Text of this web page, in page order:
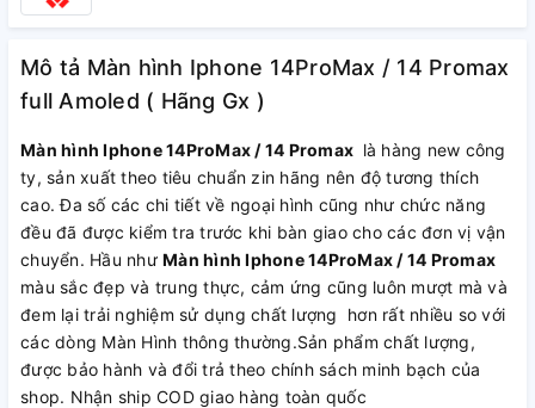
Mô tả Màn hình Iphone 14ProMax / 14 Promax
full Amoled​​​​​​​ ( Hãng Gx )
Màn hình Iphone 14ProMax / 14 Promax là hàng new công
ty, sản xuất theo tiêu chuẩn zin hãng nên độ tương thích
cao. Đa số các chi tiết về ngoại hình cũng như chức năng
đều đã được kiểm tra trước khi bàn giao cho các đơn vị vận
chuyển. Hầu như Màn hình Iphone 14ProMax / 14 Promax
màu sắc đẹp và trung thực, cảm ứng cũng luôn mượt mà và
đem lại trải nghiệm sử dụng chất lượng hơn rất nhiều so với
các dòng Màn Hình thông thường.Sản phẩm chất lượng,
được bảo hành và đổi trả theo chính sách minh bạch của
shop. Nhận ship COD giao hàng toàn quốc